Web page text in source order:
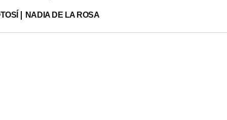
NADIA DE LA ROSA